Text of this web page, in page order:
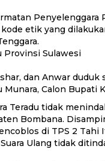
Penyelenggara
etik yang
Provinsi Sulawesi
dan Anwar duduk
Calon Bupati
Teradu tidak
Bombana.
di TPS 2
Ulang tidak